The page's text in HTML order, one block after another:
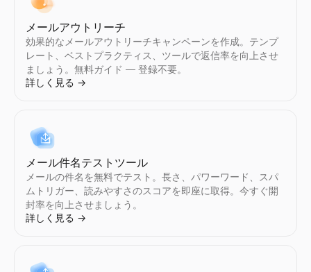
メールアウトリーチ
効果的なメールアウトリーチキャンペーンを作成。テンプ
レート、ベストプラクティス、ツールで返信率を向上させ
ましょう。無料ガイド — 登録不要。
詳しく見る →
メール件名テストツール
メールの件名を無料でテスト。長さ、パワーワード、スパ
ムトリガー、読みやすさのスコアを即座に取得。今すぐ開
封率を向上させましょう。
詳しく見る →